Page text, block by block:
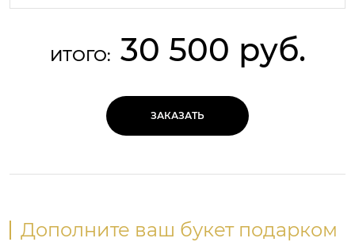
ИТОГО: 30 500 руб.
ЗАКАЗАТЬ
Дополните ваш букет подарком